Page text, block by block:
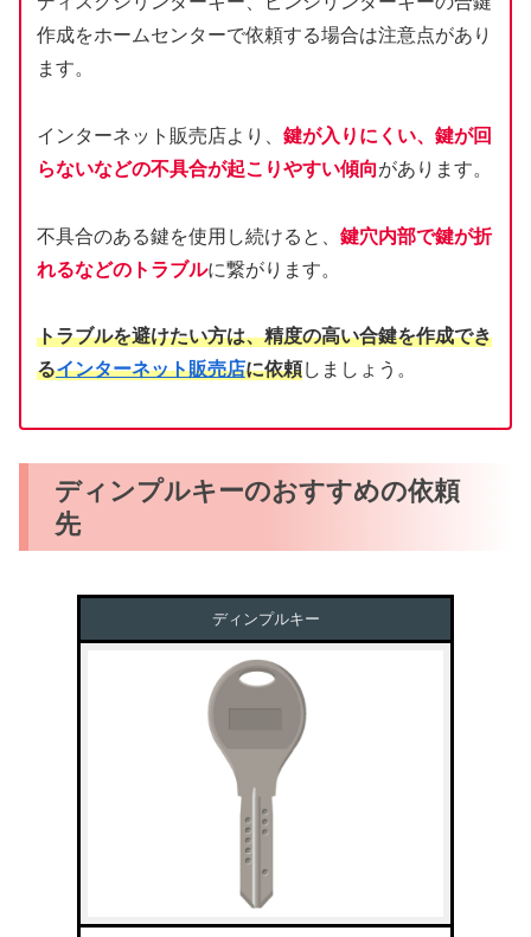
作成をホームセンターで依頼する場合は注意点があり
ます。
インターネット販売店より、 鍵が入りにくい、鍵が回
らないなどの不具合が起こりやすい傾向があります。
不具合のある鍵を使用し続けると、 鍵穴内部で鍵が折
れるなどのトラブルに繋がります。
トラブルを避けたい方は、精度の高い合鍵を作成でき
るインターネット販売店に依頼しましょう。
ディンプルキーのおすすめの依頼
先
ディンプルキー